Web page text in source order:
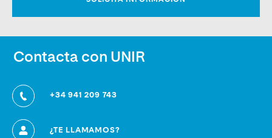
Contacta con UNIR
+34 941 209 743
¿TE LLAMAMOS?